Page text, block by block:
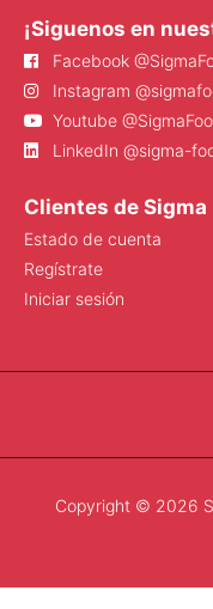
¡Siguenos en
Facebook
Instagram
Youtube
LinkedIn @sigma-
Clientes de Sigma
Estado de cuenta
Regístrate
Iniciar sesión
Copyright © 2026